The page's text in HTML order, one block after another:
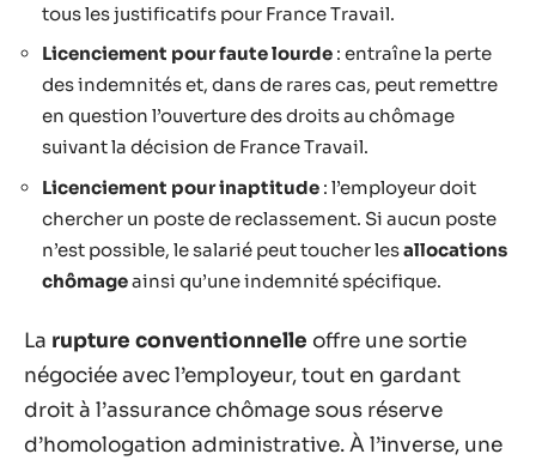
tous les justificatifs pour France Travail.
Licenciement pour faute lourde : entraîne la perte
des indemnités et, dans de rares cas, peut remettre
en question l’ouverture des droits au chômage
suivant la décision de France Travail.
Licenciement pour inaptitude : l’employeur doit
chercher un poste de reclassement. Si aucun poste
n’est possible, le salarié peut toucher lesallocations
chômageainsi qu’une indemnité spécifique.
La rupture conventionnelle offre une sortie
négociée avec l’employeur, tout en gardant
droit à l’assurance chômage sous réserve
d’homologation administrative. À l’inverse, une